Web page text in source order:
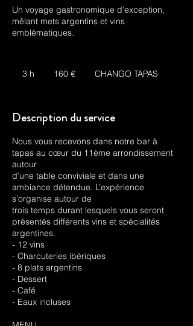
Un voyage gastronomique d’exception,
mêlant mets argentins et vins
emblématiques.
3 h 160 € CHANGO TAPAS
Description du service
Nous vous recevons dans notre bar à
tapas au cœur du 11ème arrondissement
autour
d’une table conviviale et dans une
ambiance détendue. L’expérience
s’organise autour de
trois temps durant lesquels vous seront
présentés différents vins et spécialités
argentines.
- 12 vins
- Charcuteries ibériques
- 8 plats argentins
- Dessert
- Café
- Eaux incluses